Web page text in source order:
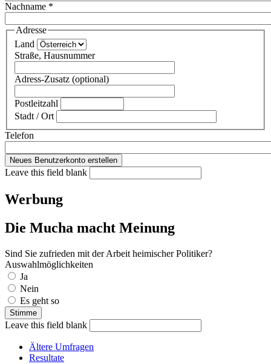
Nachname *
Adresse
Land
Straße, Hausnummer
Adress-Zusatz (optional)
Postleitzahl
Stadt / Ort
Telefon
Leave this field blank
Werbung
Die Mucha macht Meinung
Sind Sie zufrieden mit der Arbeit heimischer Politiker?
Auswahlmöglichkeiten
Ja
Nein
Es geht so
Leave this field blank
Ältere Umfragen
Resultate